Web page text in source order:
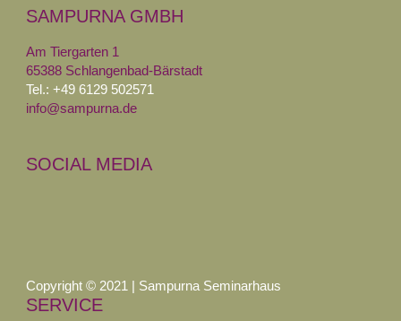
SAMPURNA GMBH
Am Tiergarten 1
65388 Schlangenbad-Bärstadt
Tel.: +49 6129 502571
info@sampurna.de
SOCIAL MEDIA
Copyright © 2021 | Sampurna Seminarhaus
SERVICE